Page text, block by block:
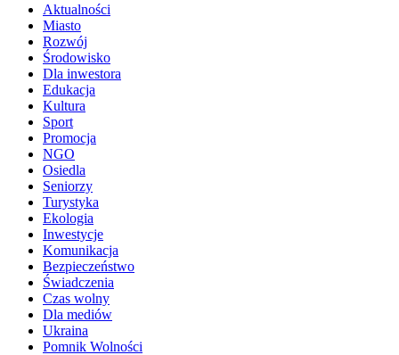
Aktualności
Miasto
Rozwój
Środowisko
Dla inwestora
Edukacja
Kultura
Sport
Promocja
NGO
Osiedla
Seniorzy
Turystyka
Ekologia
Inwestycje
Komunikacja
Bezpieczeństwo
Świadczenia
Czas wolny
Dla mediów
Ukraina
Pomnik Wolności